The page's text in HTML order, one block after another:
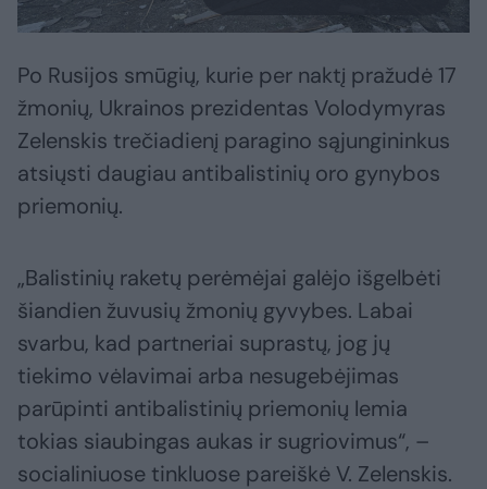
Po Rusijos smūgių, kurie per naktį pražudė 17
žmonių, Ukrainos prezidentas Volodymyras
Zelenskis trečiadienį paragino sąjungininkus
atsiųsti daugiau antibalistinių oro gynybos
priemonių.
„Balistinių raketų perėmėjai galėjo išgelbėti
šiandien žuvusių žmonių gyvybes. Labai
svarbu, kad partneriai suprastų, jog jų
tiekimo vėlavimai arba nesugebėjimas
parūpinti antibalistinių priemonių lemia
tokias siaubingas aukas ir sugriovimus“, –
socialiniuose tinkluose pareiškė V. Zelenskis.